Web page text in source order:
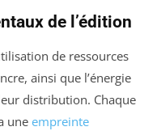
de l’édition
de ressources
ainsi que l’énergie
distribution. Chaque
une empreinte